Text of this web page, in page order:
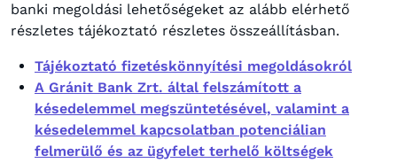
Netbank App letöltése
banki megoldási lehetőségeket az alább elérhető
részletes tájékoztató részletes összeállításban.
Tájékoztató fizetéskönnyítési megoldásokról
A Gránit Bank Zrt. által felszámított a
késedelemmel megszüntetésével, valamint a
késedelemmel kapcsolatban potenciálian
felmerülő és az ügyfelet terhelő költségek